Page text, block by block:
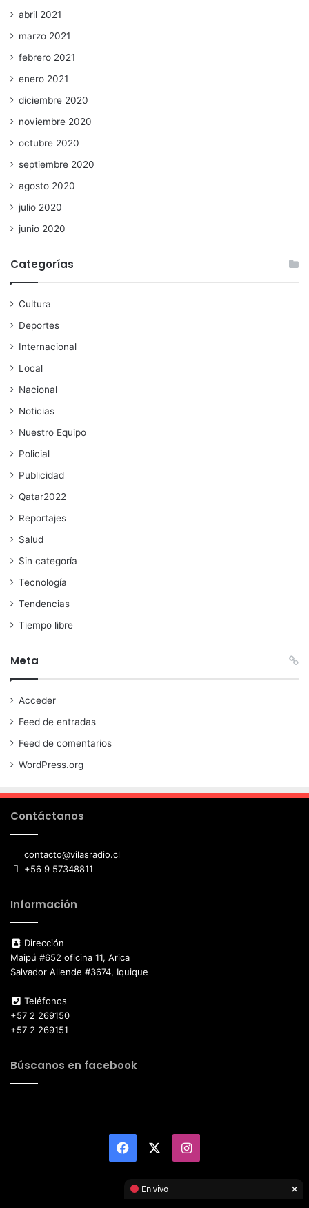
abril 2021
marzo 2021
febrero 2021
enero 2021
diciembre 2020
noviembre 2020
octubre 2020
septiembre 2020
agosto 2020
julio 2020
junio 2020
Categorías
Cultura
Deportes
Internacional
Local
Nacional
Noticias
Nuestro Equipo
Policial
Publicidad
Qatar2022
Reportajes
Salud
Sin categoría
Tecnología
Tendencias
Tiempo libre
Meta
Acceder
Feed de entradas
Feed de comentarios
WordPress.org
Contáctanos
contacto@vilasradio.cl
+56 9 57348811
Información
Dirección
Maipú #652 oficina 11, Arica
Salvador Allende #3674, Iquique
Teléfonos
+57 2 269150
+57 2 269151
Búscanos en facebook
Facebook Instagram
En vivo ×